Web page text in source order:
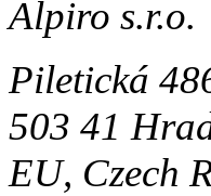
Alpiro s.r.o.
Piletická
503 41
EU, Czech